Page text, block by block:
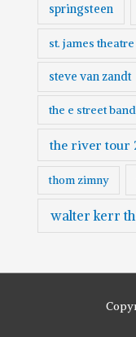
springsteen
st. james theatre
steve van zandt
the e street band
the river tour
thom zimny
walter kerr